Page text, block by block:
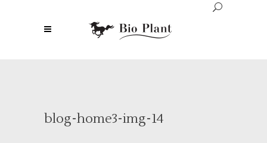
blog-home3-img-14